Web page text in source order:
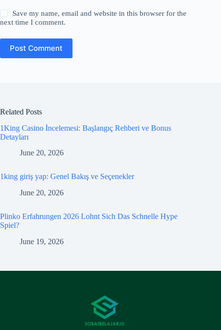
Save my name, email and website in this browser for the
next time I comment.
Post Comment
Related Posts
1King Casino İncelemesi: Başlangıç Rehberi ve Bonus
Detayları
June 20, 2026
1king giriş yap: Genel Bakış ve Seçenekler
June 20, 2026
Plinko Erfahrungen 2026 Lohnt Sich Das Schnelle Hype
Spiel?
June 19, 2026